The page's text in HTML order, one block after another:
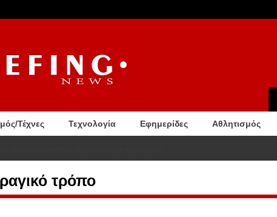
Τέχνες Τεχνολογία Εφημερίδες Αθλητισμός
τρόπο